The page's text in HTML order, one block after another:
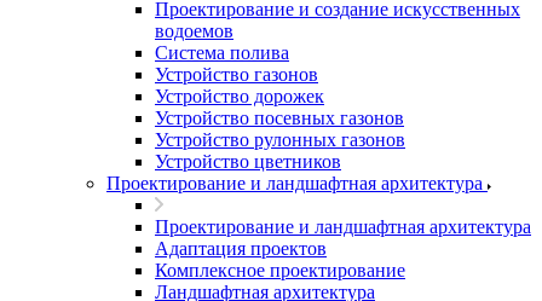
Проектирование и создание искусственных
водоемов
Система полива
Устройство газонов
Устройство дорожек
Устройство посевных газонов
Устройство рулонных газонов
Устройство цветников
Проектирование и ландшафтная архитектура
Проектирование и ландшафтная архитектура
Адаптация проектов
Комплексное проектирование
Ландшафтная архитектура